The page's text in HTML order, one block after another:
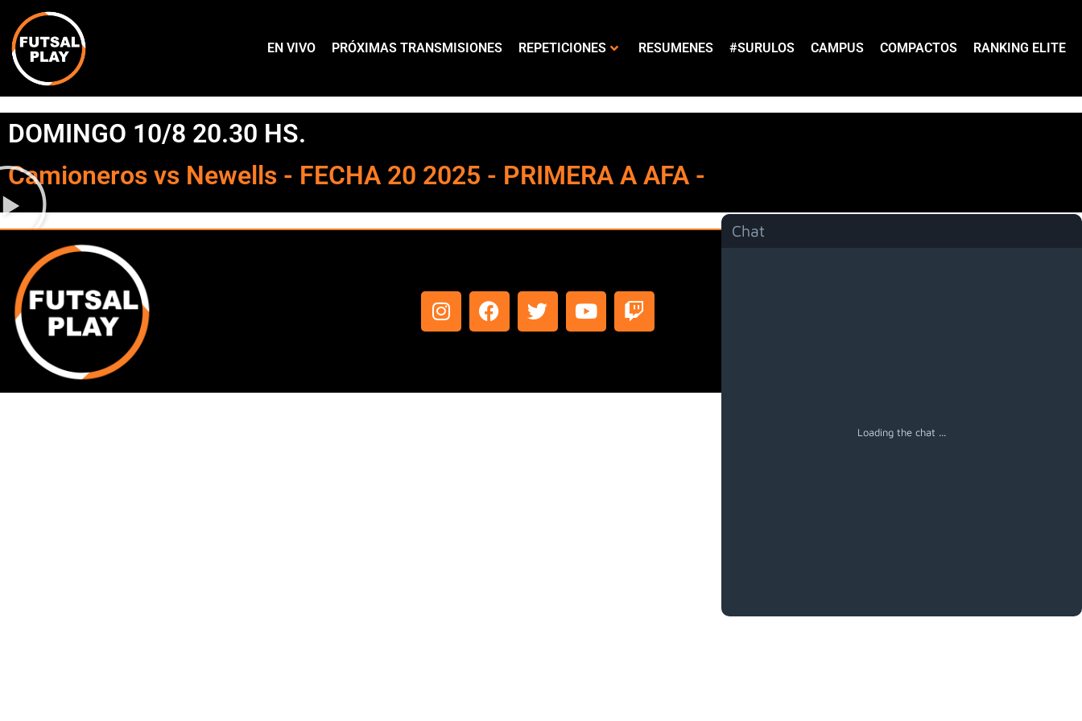
EN VIVO PRÓXIMAS TRANSMISIONES REPETICIONES RESUMENES #SURULOS CAMPUS COMPACTOS RANKING ELITE
DOMINGO 10/8 20.30 HS.
Camioneros vs Newells - FECHA 20 2025 - PRIMERA A AFA -
Chat
Loading the chat ...